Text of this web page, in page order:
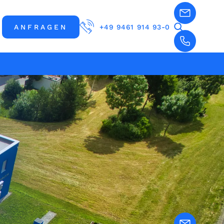
ANFRAGEN +49 9461 914 93-0